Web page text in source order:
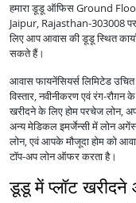
हमारा डूडू ऑफिस Ground
Jaipur, Rajasthan-303008 पर
लिए आप आवास की डूडू स्थित
सकते हैं।
आवास फायनेंसियर्स लिमिटेड उचित
विस्तार, नवीनीकरण एवं रंग-
खरीदने के लिए होम परचेज लोन,
अन्य मेडिकल इमर्जेन्सी में लोन
लोन, एवं आपके मौजूदा होम को
टॉप-अप लोन ऑफर करता है।
डूडू में प्लॉट